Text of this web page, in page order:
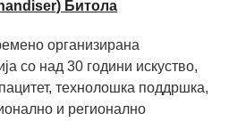
Битола
организирана
со над 30 години искуство,
технолошка поддршка,
и регионално